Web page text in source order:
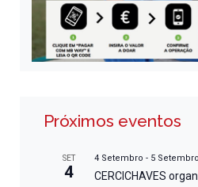
Próximos eventos
SET
4
4 Setembro - 5 Setembro
CERCICHAVES